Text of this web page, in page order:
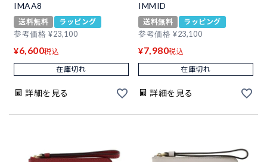
IMAA8
送料無料
ラッピング
参考価格 ¥23,100
¥6,600税込
在庫切れ
詳細を見る
IMMID
送料無料
ラッピング
参考価格 ¥23,100
¥7,980税込
在庫切れ
詳細を見る